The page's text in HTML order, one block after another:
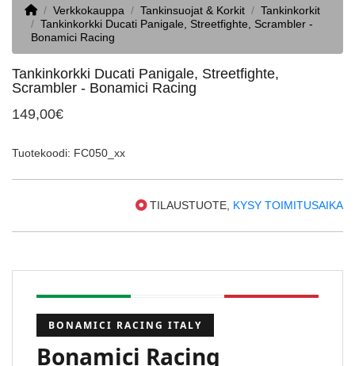
HomeVerkkokauppa Tankinsuojat & Korkit
Tankinkorkit
Tankinkorkki Ducati Panigale, Streetfighte, Scrambler -
Bonamici Racing
Tankinkorkki Ducati Panigale, Streetfighte,
Scrambler - Bonamici Racing
149,00€
Tuotekoodi: FC050_xx
TILAUSTUOTE, KYSY TOIMITUSAIKA
BONAMICI RACING ITALY
Bonamici Racing